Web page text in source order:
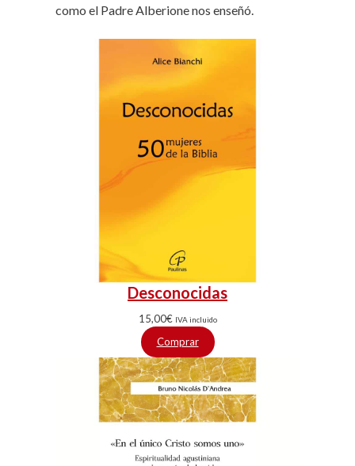
como el Padre Alberione nos enseñó.
Desconocidas
15,00€ IVA incluido
Comprar